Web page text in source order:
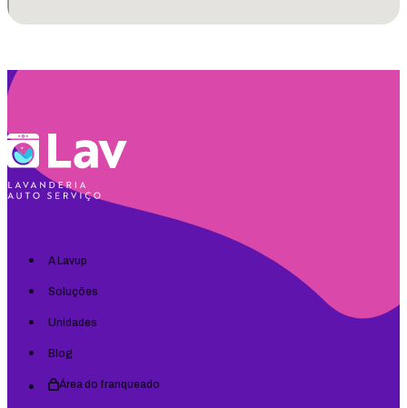
A Lavup
Soluções
Unidades
Blog
Área do franqueado